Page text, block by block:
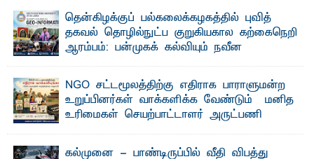
"ஒ ரு மாணவனின் அல்லது மாணவியின் கனவு என்னால்
கலைக்கப்படாது" என்ற உறுதியை ஒவ்வொரு மாணவரும் ...
தென்கிழக்குப் பல்கலைக்கழகத்தில் புவித்
தகவல் தொழில்நுட்ப குறுகியகால கற்கைநெறி
ஆரம்பம்: பன்முகக் கல்வியும் நவீன
பேராசிரியர் எம். எம். பாஸில்
தெ ன்கிழக்குப் பல்கலைக்கழகத்தின் கலை மற்றும் கலாசார
பீடத்தின் புவியியல் துறையினால் ...
NGO சட்டமூலத்திற்கு எதிராக பாராளுமன்ற
உறுப்பினர்கள் வாக்களிக்க வேண்டும் – மனித
உரிமைகள் செயற்பாட்டாளர் அருட்பணி
ஜே. எப். காமிலா பேகம்- இ லங்கை அரசாங்கம் அரசுசாரா
அமைப்புகள் (NGO) தொடர்பான புதிய சட்டமூலத்தை ...
கல்முனை - பாண்டிருப்பில் வீதி விபத்து